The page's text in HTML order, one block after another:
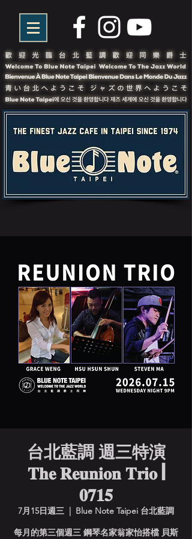
台北藍調 週三特演
𝐓𝐡𝐞 𝐑𝐞𝐮𝐧𝐢𝐨𝐧 𝐓𝐫𝐢𝐨 |
𝟎𝟕𝟏𝟓
7月15日週三
  |
Blue Note Taipei 台北藍調
每月的第三個週三 鋼琴名家翁家怡搭檔 貝斯